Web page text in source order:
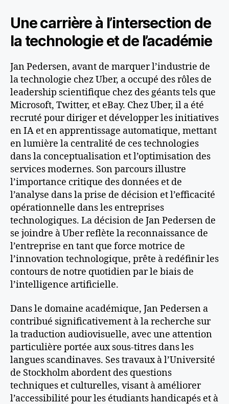
Une carrière à l’intersection de
la technologie et de l’académie
Jan Pedersen, avant de marquer l’industrie de
la technologie chez Uber, a occupé des rôles de
leadership scientifique chez des géants tels que
Microsoft, Twitter, et eBay. Chez Uber, il a été
recruté pour diriger et développer les initiatives
en IA et en apprentissage automatique, mettant
en lumière la centralité de ces technologies
dans la conceptualisation et l’optimisation des
services modernes​​. Son parcours illustre
l’importance critique des données et de
l’analyse dans la prise de décision et l’efficacité
opérationnelle dans les entreprises
technologiques. La décision de Jan Pedersen de
se joindre à Uber reflète la reconnaissance de
l’entreprise en tant que force motrice de
l’innovation technologique, prête à redéfinir les
contours de notre quotidien par le biais de
l’intelligence artificielle.
Dans le domaine académique, Jan Pedersen a
contribué significativement à la recherche sur
la traduction audiovisuelle, avec une attention
particulière portée aux sous-titres dans les
langues scandinaves. Ses travaux à l’Université
de Stockholm abordent des questions
techniques et culturelles, visant à améliorer
l’accessibilité pour les étudiants handicapés et à